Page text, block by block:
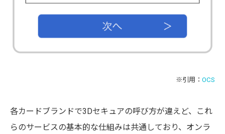
※引用： OCS
各カードブランドで3Dセキュアの呼び方が違えど、これ
らのサービスの基本的な仕組みは共通しており、オンラ